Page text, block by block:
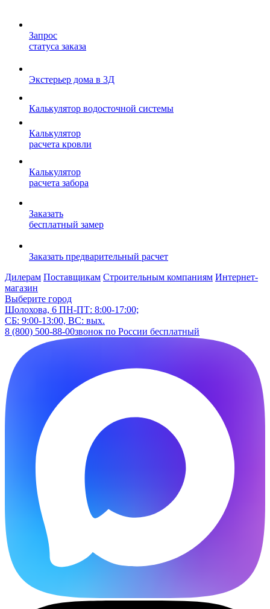
Запрос
статуса заказа
Экстерьер дома в 3Д
Калькулятор водосточной системы
Калькулятор
расчета кровли
Калькулятор
расчета забора
Заказать
бесплатный замер
Заказать предварительный расчет
Дилерам Поставщикам Строительным компаниям Интернет-
магазин
Выберите город
Шолохова, 6 ПН-ПТ: 8:00-17:00;
СБ: 9:00-13:00, ВС: вых.
8 (800) 500-88-00звонок по России бесплатный